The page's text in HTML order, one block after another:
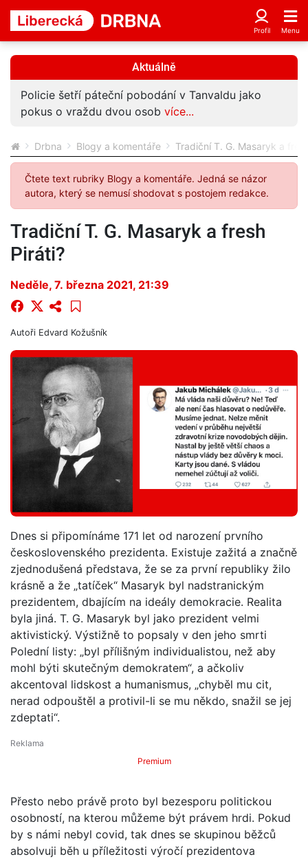
Aktuálně
Policie šetří páteční pobodání v Tanvaldu jako
pokus o vraždu dvou osob více...
Drbna Blogy a komentáře Tradiční T. G. Masaryk a
Čtete text rubriky Blogy a komentáře. Jedná se názor
autora, který se nemusí shodovat s postojem redakce.
Tradiční T. G. Masaryk a fresh
Piráti?
Neděle, 7. března 2021, 21:39
Autoři Edvard Kožušník
Dnes si připomínáme 171 let od narození prvního
československého prezidenta. Existuje zažitá a značně
zjednodušená představa, že se za první republiky žilo
krásně a že „tatíček“ Masaryk byl nadstranickým
prezidentem, dbajícím na ideály demokracie. Realita
byla jiná. T. G. Masaryk byl jako prezident velmi
aktivistický. Výstižně to popsaly v den jeho smrti
Polední listy: „byl přílišným individualistou, než aby
mohl býti skutečným demokratem“, a ačkoliv
akcentoval lidskost a humanismus, „chyběl mu cit,
nerad odpouštěl a protivil-li se mu někdo, snažil se jej
zdeptati“.
Premium
Přesto nebo právě proto byl bezesporu politickou
osobností, na kterou můžeme být právem hrdi. Pokud
by s námi nebyl covid, tak dnes se skupinou běžců
absolvuji běh u příležitosti výročí prezidentova